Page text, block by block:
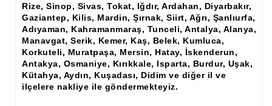
El Oyması Ham Ahşap Yatak Başlıkları
Ahşap Aksesuarlar
Ahşap İşlemeli Düz Klapa
Ahşap Merdiven Dikmeleri
Rize, Sinop, Sivas, Tokat, Iğdır, Ardahan, Diyarbakır,
Gaziantep, Kilis, Mardin, Şırnak, Siirt, Ağrı, Şanlıurfa,
Adıyaman, Kahramanmaraş, Tunceli, Antalya, Alanya,
Manavgat, Serik, Kemer, Kaş, Belek, Kumluca,
Korkuteli, Muratpaşa, Mersin, Hatay, İskenderun,
Antakya, Osmaniye, Kırıkkale, Isparta, Burdur, Uşak,
Kütahya, Aydın, Kuşadası, Didim ve diğer il ve
ilçelere nakliye ile göndermekteyiz.